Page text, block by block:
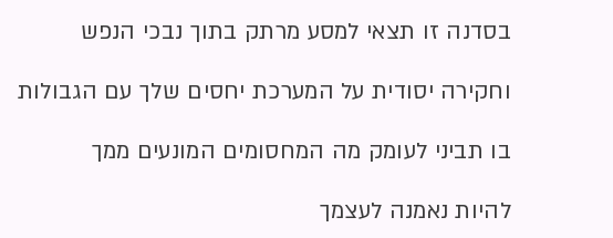
בסדנה זו תצאי למסע מרתק בתוך נבכי הנפש
וחקירה יסודית על המערכת יחסים שלך עם הגבולות
בו תביני לעומק מה המחסומים המונעים ממך
להיות נאמנה לעצמך